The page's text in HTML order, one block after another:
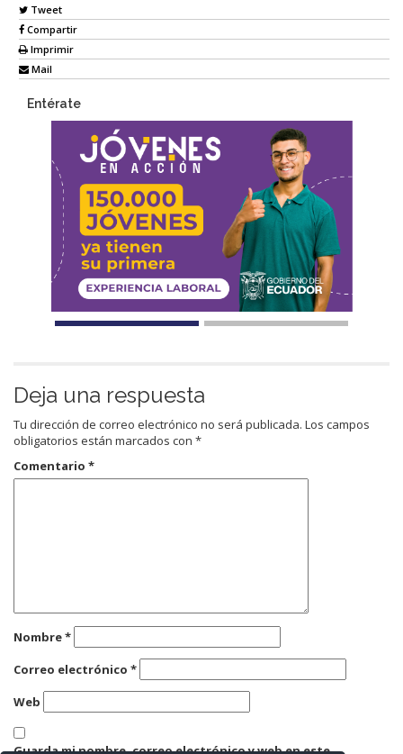
Tweet
Compartir
Imprimir
Mail
Entérate
Deja una respuesta
Tu dirección de correo electrónico no será publicada. Los campos
obligatorios están marcados con *
Comentario *
Nombre*
Correo electrónico *
Web
Guarda mi nombre, correo electrónico y web en este